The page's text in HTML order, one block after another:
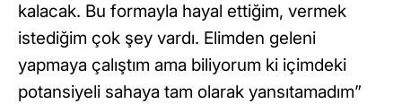
kalacak. Bu formayla hayal ettiğim, vermek
istediğim çok şey vardı. Elimden geleni
yapmaya çalıştım ama biliyorum ki içimdeki
potansiyeli sahaya tam olarak yansıtamadım”